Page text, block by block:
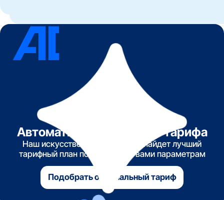
Автоматический подбор тарифа
Наш искусственный интеллект найдет лучший
тарифный план по указанным вами параметрам
Подобрать оптимальный тариф